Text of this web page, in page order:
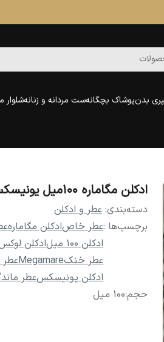
بدنپوشاک بچگانهست مردانه و زنانهشلوار
ادکلن مگاماره 100میل یونیسکس
دسته‌بندی:عطر و ادکلن
برچسب‌ها :عطر خاصادکلن مگاماره
ادکلن 100 میل
ادکلن
عطر خنکMegamare
ادکلن یونیسکسعطر
حجم:100 میل